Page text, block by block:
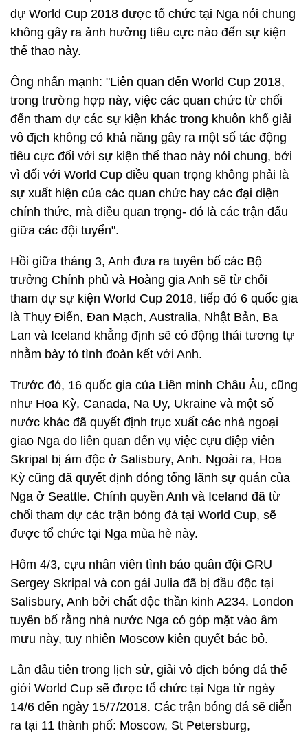
dự World Cup 2018 được tổ chức tại Nga nói chung
không gây ra ảnh hưởng tiêu cực nào đến sự kiện
thể thao này.
Ông nhấn mạnh: "Liên quan đến World Cup 2018,
trong trường hợp này, việc các quan chức từ chối
đến tham dự các sự kiện khác trong khuôn khổ giải
vô địch không có khả năng gây ra một số tác động
tiêu cực đối với sự kiện thể thao này nói chung, bởi
vì đối với World Cup điều quan trọng không phải là
sự xuất hiện của các quan chức hay các đại diện
chính thức, mà điều quan trọng- đó là các trận đấu
giữa các đội tuyển".
Hồi giữa tháng 3, Anh đưa ra tuyên bố các Bộ
trưởng Chính phủ và Hoàng gia Anh sẽ từ chối
tham dự sự kiện World Cup 2018, tiếp đó 6 quốc gia
là Thụy Điển, Đan Mạch, Australia, Nhật Bản, Ba
Lan và Iceland khẳng định sẽ có động thái tương tự
nhằm bày tỏ tình đoàn kết với Anh.
Trước đó, 16 quốc gia của Liên minh Châu Âu, cũng
như Hoa Kỳ, Canada, Na Uy, Ukraine và một số
nước khác đã quyết định trục xuất các nhà ngoại
giao Nga do liên quan đến vụ việc cựu điệp viên
Skripal bị ám độc ở Salisbury, Anh. Ngoài ra, Hoa
Kỳ cũng đã quyết định đóng tổng lãnh sự quán của
Nga ở Seattle. Chính quyền Anh và Iceland đã từ
chối tham dự các trận bóng đá tại World Cup, sẽ
được tổ chức tại Nga mùa hè này.
Hôm 4/3, cựu nhân viên tình báo quân đội GRU
Sergey Skripal và con gái Julia đã bị đầu độc tại
Salisbury, Anh bởi chất độc thần kinh A234. London
tuyên bố rằng nhà nước Nga có góp mặt vào âm
mưu này, tuy nhiên Moscow kiên quyết bác bỏ.
Lần đầu tiên trong lịch sử, giải vô địch bóng đá thế
giới World Cup sẽ được tổ chức tại Nga từ ngày
14/6 đến ngày 15/7/2018. Các trận bóng đá sẽ diễn
ra tại 11 thành phố: Moscow, St Petersburg,